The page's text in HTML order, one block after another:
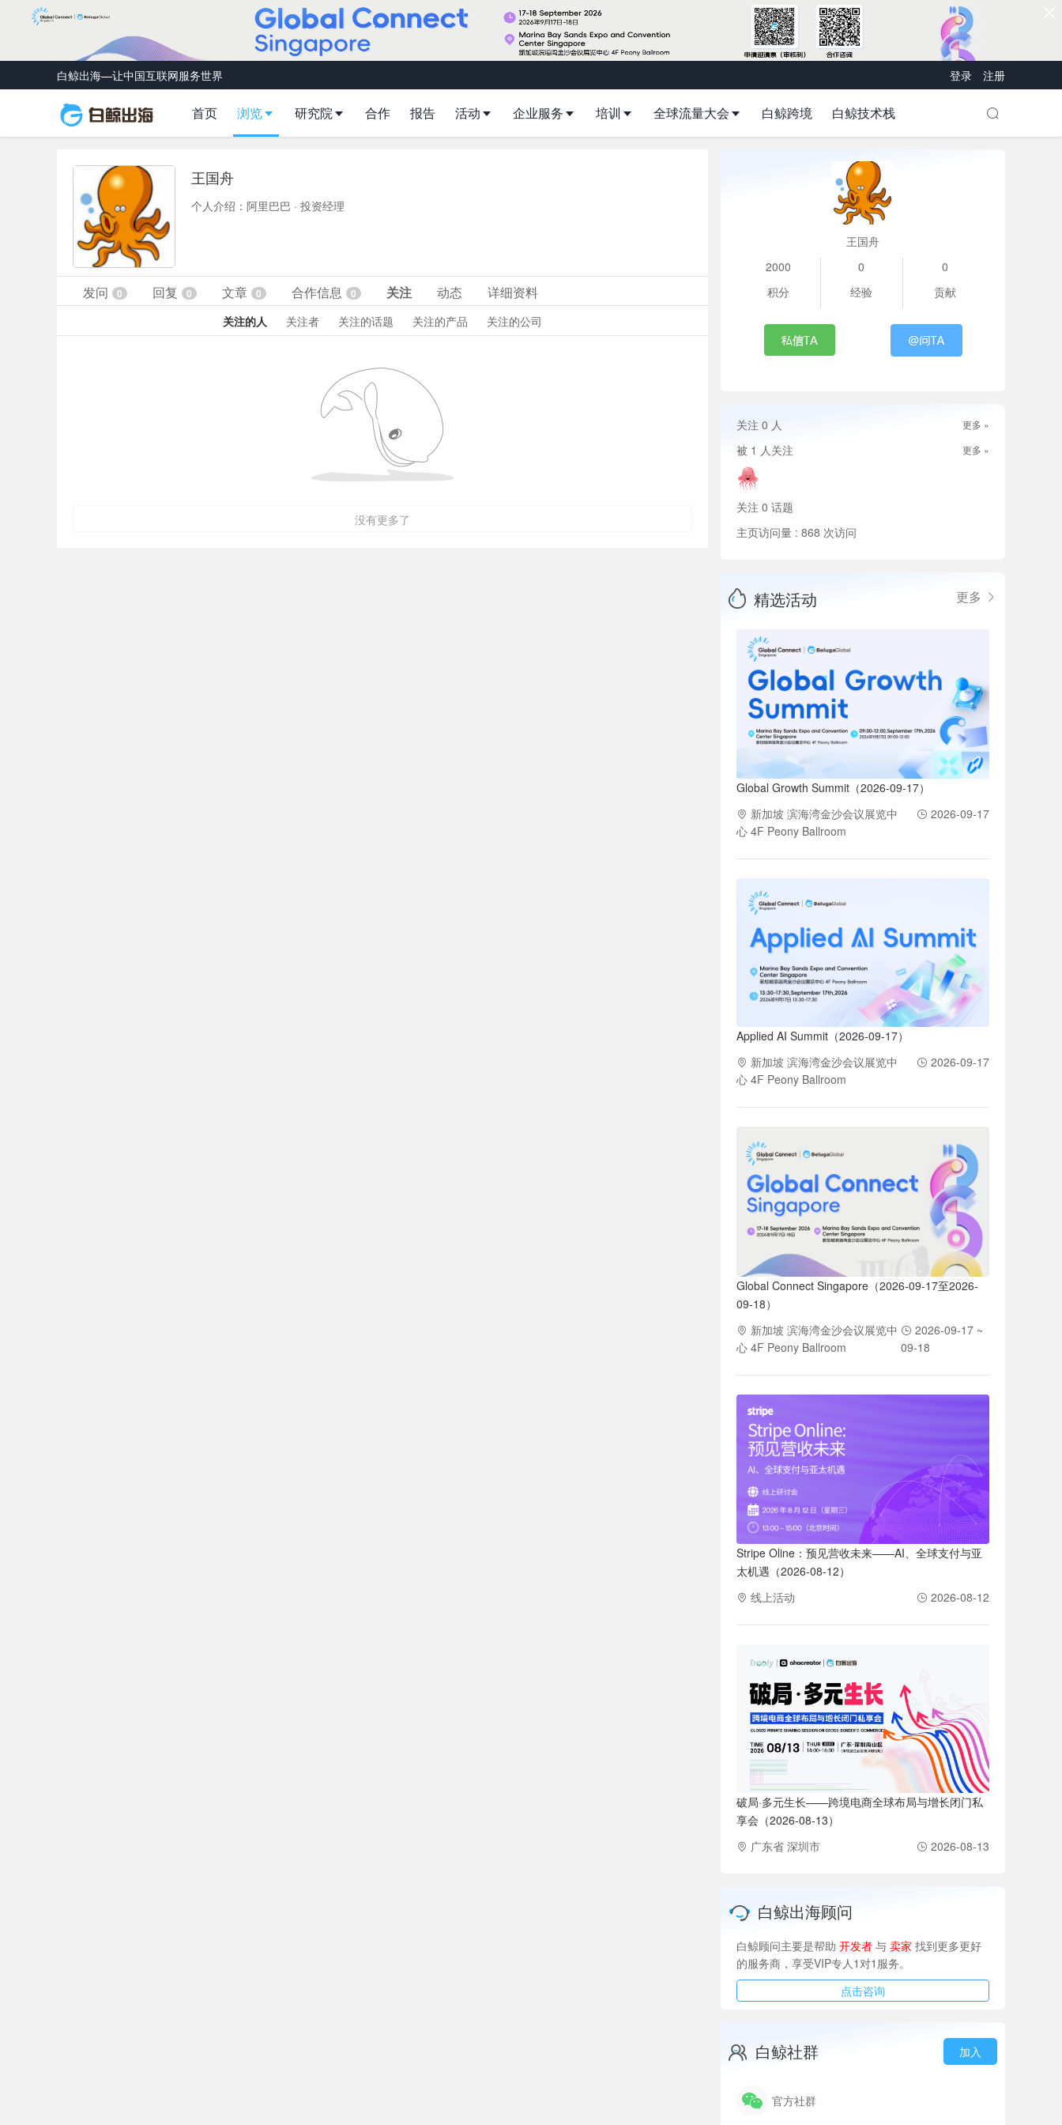
白鲸出海—让中国互联网服务世界 登录 注册
首页 浏览 研究院 合作 报告 活动 企业服务 培训 全球流量大会 白鲸跨境 白鲸技术栈
王国舟
个人介绍：阿里巴巴 · 投资经理
发问 0 回复 0 文章 0 合作信息 0 关注 动态 详细资料
关注的人 关注者 关注的话题 关注的产品 关注的公司
没有更多了
王国舟
2000
积分
0
经验
0
贡献
更多 »
关注 0 人
更多 »
被 1 人关注
关注 0 话题
主页访问量 : 868 次访问
精选活动 更多
Global Growth Summit（2026-09-17）
新加坡 滨海湾金沙会议展览中
心 4F Peony Ballroom
2026-09-17
Applied AI Summit（2026-09-17）
新加坡 滨海湾金沙会议展览中
心 4F Peony Ballroom
2026-09-17
Global Connect Singapore（2026-09-17至2026-
09-18）
新加坡 滨海湾金沙会议展览中
心 4F Peony Ballroom
2026-09-17 ~
09-18
Stripe Oline：预见营收未来——AI、全球支付与亚
太机遇（2026-08-12）
线上活动
2026-08-12
破局·多元生长——跨境电商全球布局与增长闭门私
享会（2026-08-13）
广东省 深圳市
2026-08-13
白鲸出海顾问
白鲸顾问主要是帮助 开发者 与 卖家 找到更多更好
的服务商，享受VIP专人1对1服务。
点击咨询
白鲸社群 加入
官方社群